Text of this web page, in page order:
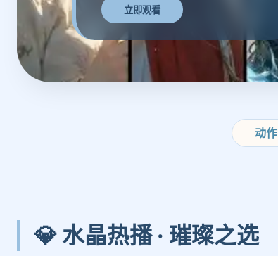
立即观看
动作
💎 水晶热播 · 璀璨之选